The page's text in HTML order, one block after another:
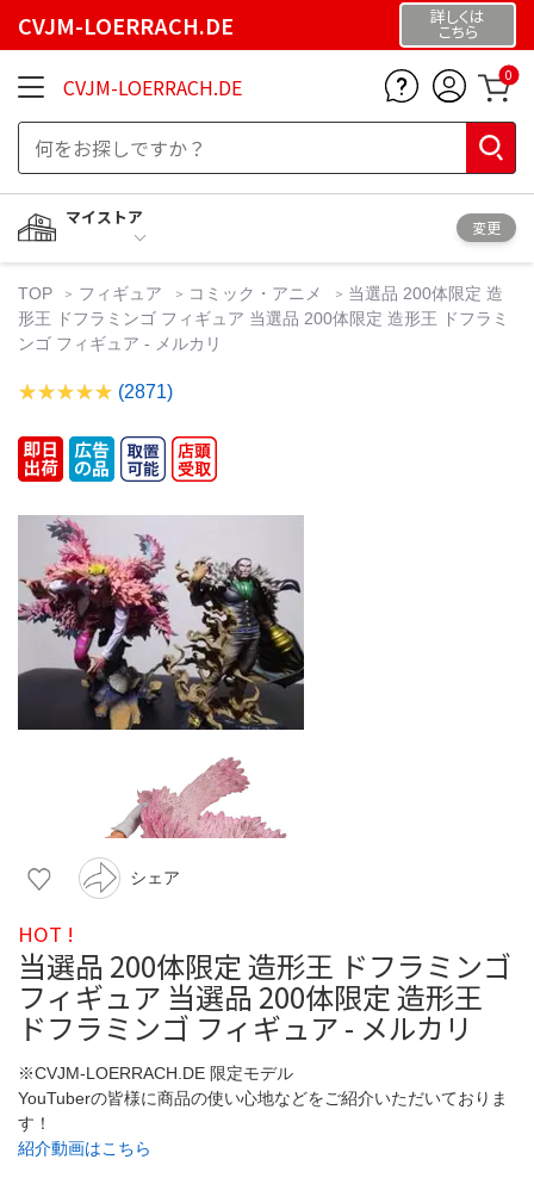
CVJM-LOERRACH.DE 詳しくは
こちら
CVJM-LOERRACH.DE 0
マイストア
変更
TOP フィギュア コミック・アニメ
当選品 200体限定 造
形王 ドフラミンゴ フィギュア 当選品 200体限定 造形王 ドフラミ
ンゴ フィギュア - メルカリ
(2871)
シェア
HOT !
当選品 200体限定 造形王 ドフラミンゴ
フィギュア 当選品 200体限定 造形王
ドフラミンゴ フィギュア - メルカリ
※CVJM-LOERRACH.DE 限定モデル
YouTuberの皆様に商品の使い心地などをご紹介いただいておりま
す！
紹介動画はこちら